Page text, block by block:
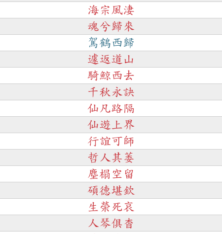
海宗風淒
魂兮歸來
駕鶴西歸
遽返道山
騎鯨西去
千秋永訣
仙凡路隔
仙遊上界
行誼可師
哲人其萎
塵榻空留
碩德堪欽
生榮死哀
人琴俱杳